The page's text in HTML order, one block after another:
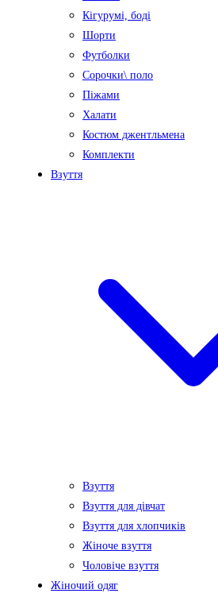
Кігурумі, боді
Шорти
Футболки
Сорочки\ поло
Піжами
Халати
Костюм джентльмена
Комплекти
Взуття
Взуття
Взуття для дівчат
Взуття для хлопчиків
Жіноче взуття
Чоловіче взуття
Жіночий одяг